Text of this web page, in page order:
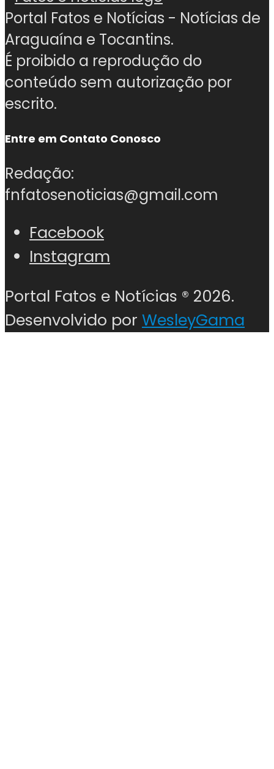
Portal Fatos e Notícias - Notícias de
Araguaína e Tocantins.
É proibido a reprodução do
conteúdo sem autorização por
escrito.
Entre em Contato Conosco
Redação:
fnfatosenoticias@gmail.com
Facebook
Instagram
Portal Fatos e Notícias ® 2026.
Desenvolvido por WesleyGama